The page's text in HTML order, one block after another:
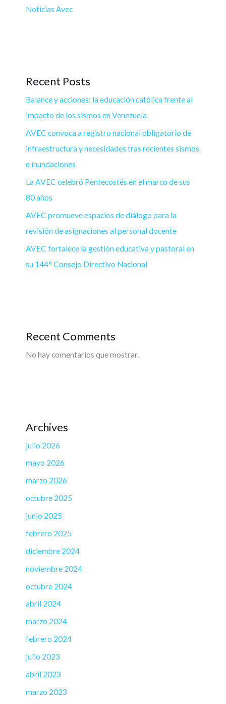
Noticias Avec
Recent Posts
Balance y acciones: la educación católica frente al
impacto de los sismos en Venezuela
AVEC convoca a registro nacional obligatorio de
infraestructura y necesidades tras recientes sismos
e inundaciones
La AVEC celebró Pentecostés en el marco de sus
80 años
AVEC promueve espacios de diálogo para la
revisión de asignaciones al personal docente
AVEC fortalece la gestión educativa y pastoral en
su 144° Consejo Directivo Nacional
Recent Comments
No hay comentarios que mostrar.
Archives
julio 2026
mayo 2026
marzo 2026
octubre 2025
junio 2025
febrero 2025
diciembre 2024
noviembre 2024
octubre 2024
abril 2024
marzo 2024
febrero 2024
julio 2023
abril 2023
marzo 2023